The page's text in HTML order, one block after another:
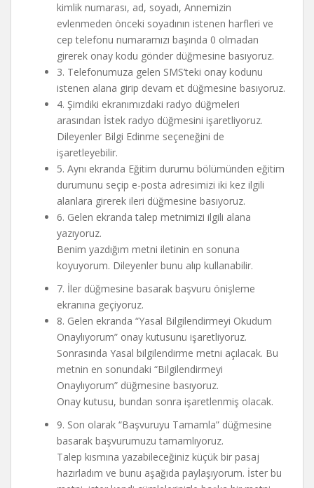
kimlik numarası, ad, soyadı, Annemizin
evlenmeden önceki soyadının istenen harfleri ve
cep telefonu numaramızı başında 0 olmadan
girerek onay kodu gönder düğmesine basıyoruz.
3. Telefonumuza gelen SMS’teki onay kodunu
istenen alana girip devam et düğmesine basıyoruz.
4. Şimdiki ekranımızdaki radyo düğmeleri
arasından İstek radyo düğmesini işaretliyoruz.
Dileyenler Bilgi Edinme seçeneğini de
işaretleyebilir.
5. Aynı ekranda Eğitim durumu bölümünden eğitim
durumunu seçip e-posta adresimizi iki kez ilgili
alanlara girerek ileri düğmesine basıyoruz.
6. Gelen ekranda talep metnimizi ilgili alana
yazıyoruz.
Benim yazdığım metni iletinin en sonuna
koyuyorum. Dileyenler bunu alıp kullanabilir.
7. İler düğmesine basarak başvuru önişleme
ekranına geçiyoruz.
8. Gelen ekranda “Yasal Bilgilendirmeyi Okudum
Onaylıyorum” onay kutusunu işaretliyoruz.
Sonrasında Yasal bilgilendirme metni açılacak. Bu
metnin en sonundaki “Bilgilendirmeyi
Onaylıyorum” düğmesine basıyoruz.
Onay kutusu, bundan sonra işaretlenmiş olacak.
9. Son olarak “Başvuruyu Tamamla” düğmesine
basarak başvurumuzu tamamlıyoruz.
Talep kısmına yazabileceğiniz küçük bir pasaj
hazırladım ve bunu aşağıda paylaşıyorum. İster bu